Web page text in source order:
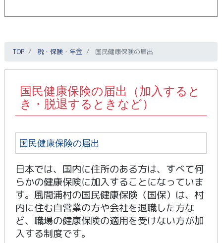
TOP 税・保険・年金 国民健康保険の届出
国民健康保険の届出（加入すると
き・脱退するときなど）
国民健康保険の届出
日本では、国内に住所のある方は、すべて何
らかの健康保険に加入することになっていま
す。風間浦村の国民健康保険（国保）は、村
内に住む自営業の方や会社を退職した方な
ど、職場の健康保険の適用を受けない方が加
入する制度です。